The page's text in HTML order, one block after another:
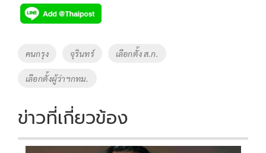
e
b
o
o
k
tt
er
p
y
Li
k
Tags
คนกรุง จุรินทร์ เลือกตั้ง ส.ก.
เลือกตั้งผู้ว่าฯกทม.
ข่าวที่เกี่ยวข้อง